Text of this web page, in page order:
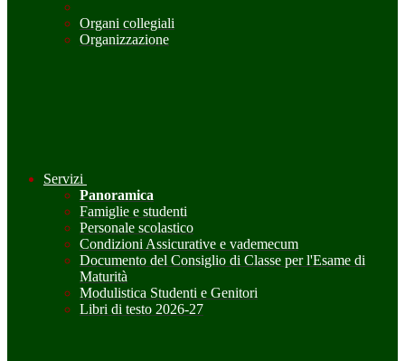
Organi collegiali
Organizzazione
Servizi
Panoramica
Famiglie e studenti
Personale scolastico
Condizioni Assicurative e vademecum
Documento del Consiglio di Classe per l'Esame di
Maturità
Modulistica Studenti e Genitori
Libri di testo 2026-27